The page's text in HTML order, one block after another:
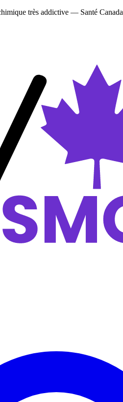
très addictive — Santé Canada